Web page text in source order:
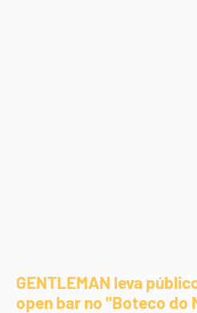
GENTLEMAN leva
open bar no "Boteco do